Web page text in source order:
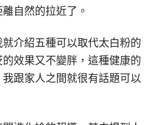
自然的拉近了。
介紹五種可以取代太白粉的
效果又不變胖，這種健康的
跟家人之間就很有話題可以